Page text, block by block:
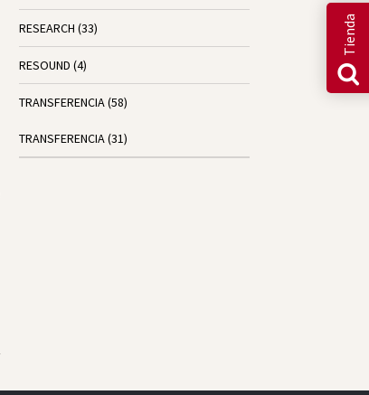
Tienda
RESEARCH (33)
RESOUND (4)
TRANSFERENCIA(58)
TRANSFERENCIA(31)